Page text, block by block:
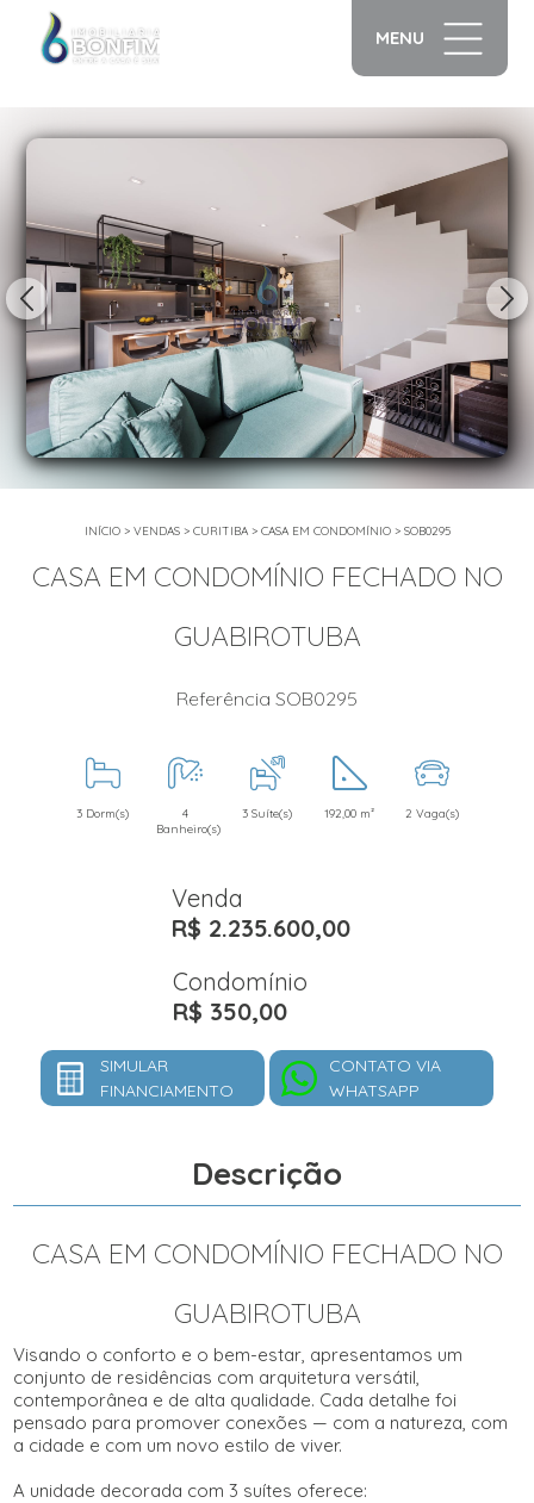
MENU
INÍCIO> VENDAS> CURITIBA> CASA EM CONDOMÍNIO> SOB0295
CASA EM CONDOMÍNIO FECHADO NO
GUABIROTUBA
Referência SOB0295
3 Dorm(s)
4
Banheiro(s)
3 Suíte(s) 192,00 m² 2 Vaga(s)
Venda
R$ 2.235.600,00
Condomínio
R$ 350,00
SIMULAR
FINANCIAMENTO
CONTATO VIA
WHATSAPP
Descrição
CASA EM CONDOMÍNIO FECHADO NO
GUABIROTUBA
Visando o conforto e o bem-estar, apresentamos um
conjunto de residências com arquitetura versátil,
contemporânea e de alta qualidade. Cada detalhe foi
pensado para promover conexões — com a natureza, com
a cidade e com um novo estilo de viver.
A unidade decorada com 3 suítes oferece: